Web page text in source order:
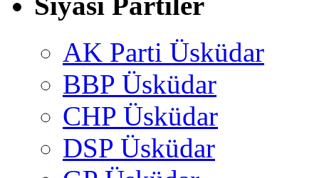
AK Parti Üsküdar
BBP Üsküdar
CHP Üsküdar
DSP Üsküdar